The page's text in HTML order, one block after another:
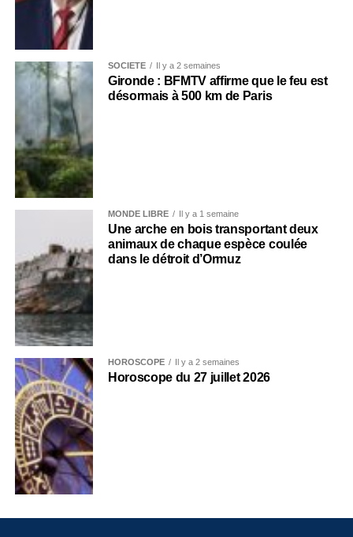
SOCIÉTÉ Il y a 2 semaines
Gironde : BFMTV affirme que le feu est
désormais à 500 km de Paris
MONDE LIBRE Il y a 1 semaine
Une arche en bois transportant deux
animaux de chaque espèce coulée
dans le détroit d’Ormuz
HOROSCOPE Il y a 2 semaines
Horoscope du 27 juillet 2026